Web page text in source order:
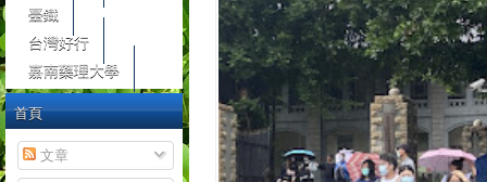
臺鐵
台灣好行
嘉南藥理大學
首頁
文章